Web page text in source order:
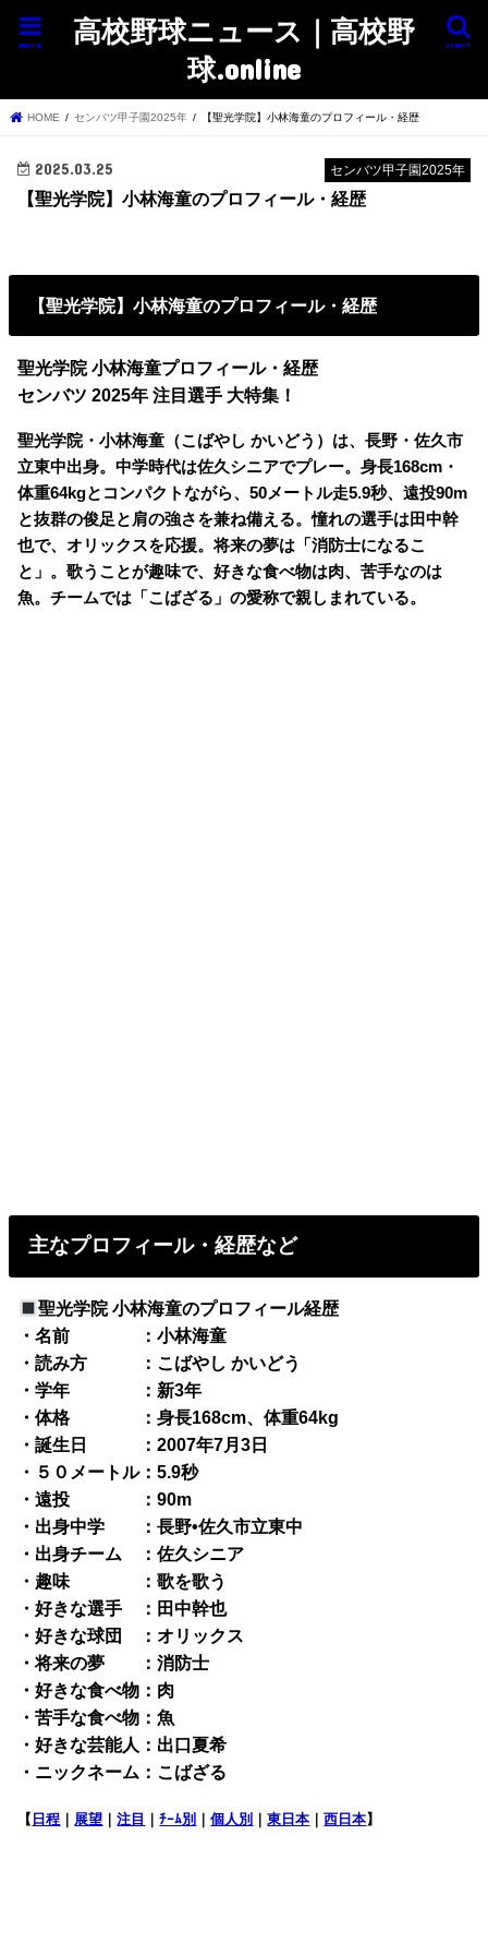
高校野球ニュース｜高校野
球.online
search
menu
HOME センバツ甲子園2025年 【聖光学院】小林海童のプロフィール・経歴
センバツ甲子園2025年
2025.03.25
【聖光学院】小林海童のプロフィール・経歴
【聖光学院】小林海童のプロフィール・経歴
聖光学院 小林海童プロフィール・経歴
センバツ 2025年 注目選手 大特集！
聖光学院・小林海童（こばやし かいどう）は、長野・佐久市
立東中出身。中学時代は佐久シニアでプレー。身長168cm・
体重64kgとコンパクトながら、50メートル走5.9秒、遠投90m
と抜群の俊足と肩の強さを兼ね備える。憧れの選手は田中幹
也で、オリックスを応援。将来の夢は「消防士になるこ
と」。歌うことが趣味で、好きな食べ物は肉、苦手なのは
魚。チームでは「こばざる」の愛称で親しまれている。
主なプロフィール・経歴など
聖光学院 小林海童のプロフィール経歴
・名前 ：小林海童
・読み方 ：こばやし かいどう
・学年 ：新3年
・体格 ：身長168cm、体重64kg
・誕生日 ：2007年7月3日
・５０メートル：5.9秒
・遠投 ：90m
・出身中学 ：長野•佐久市立東中
・出身チーム ：佐久シニア
・趣味 ：歌を歌う
・好きな選手 ：田中幹也
・好きな球団 ：オリックス
・将来の夢 ：消防士
・好きな食べ物：肉
・苦手な食べ物：魚
・好きな芸能人：出口夏希
・ニックネーム：こばざる
【 日程 ｜ 展望 ｜注目 ｜ﾁｰﾑ別 ｜個人別 ｜東日本 ｜西日本】